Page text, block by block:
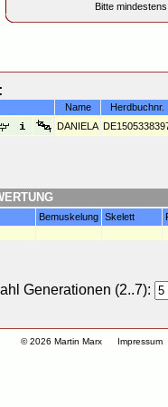
© 2026 Martin Marx Impressum
Bitte
Name
Herdbuchnr.
DANIELA
Bemuskelung Skelett
Generationen (2..7):